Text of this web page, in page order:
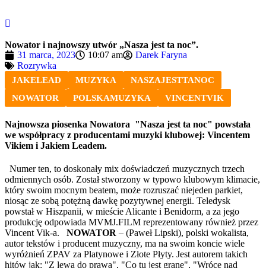
Nowator i najnowszy utwór „Nasza jest ta noc”.
31 marca, 2023
10:07 am
Darek Faryna
Rozrywka
JAKELEAD MUZYKA
NASZAJESTTANOC
NOWATOR
POLSKAMUZYKA VINCENTVIK
Najnowsza piosenka Nowatora "Nasza jest ta noc" powstała
we współpracy z producentami muzyki klubowej: Vincentem
Vikiem i Jakiem Leadem.
Numer ten, to doskonały mix doświadczeń muzycznych trzech
odmiennych osób. Został stworzony w typowo klubowym klimacie,
który swoim mocnym beatem, może rozruszać niejeden parkiet,
niosąc ze sobą potężną dawkę pozytywnej energii. Teledysk
powstał w Hiszpanii, w mieście Alicante i Benidorm, a za jego
produkcję odpowiada MVMJ.FILM reprezentowany również przez
Vincent Vik-a. NOWATOR – (Paweł Lipski), polski wokalista,
autor tekstów i producent muzyczny, ma na swoim koncie wiele
wyróżnień ZPAV za Platynowe i Złote Płyty. Jest autorem takich
hitów jak: "Z lewa do prawa", "Co tu jest grane", "Wrócę nad